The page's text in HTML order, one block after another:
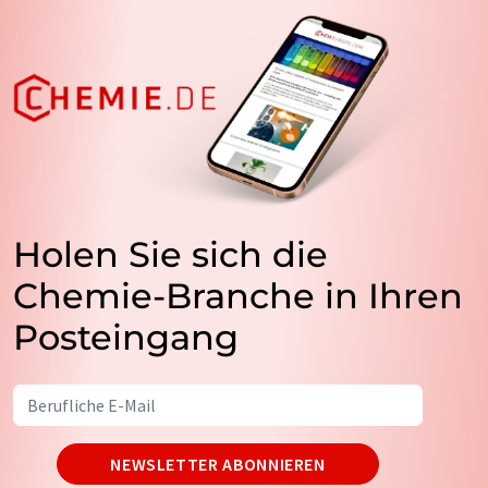
Holen Sie sich die
Chemie-Branche in Ihren
Posteingang
NEWSLETTER ABONNIEREN